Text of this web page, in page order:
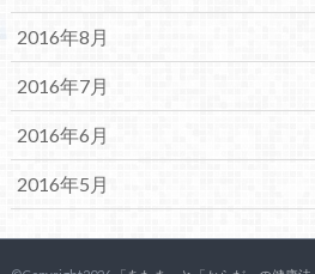
2016年8月
2016年7月
2016年6月
2016年5月